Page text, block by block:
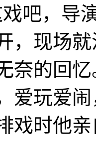
，导演
，现场
奈的回
爱玩爱
戏时他